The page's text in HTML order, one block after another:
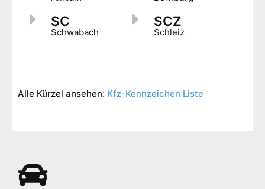
SC
Schwabach
SCZ
Schleiz
Alle Kürzel ansehen: Kfz-Kennzeichen Liste